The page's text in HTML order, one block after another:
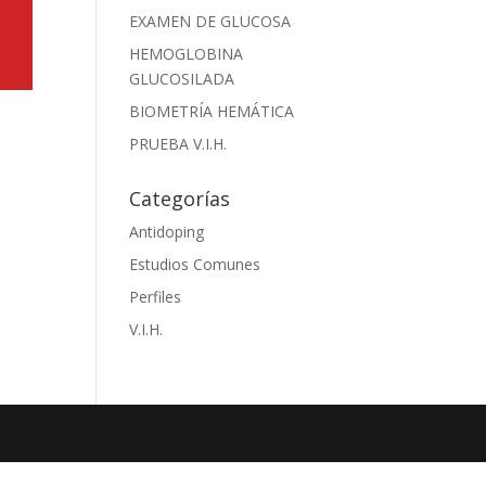
EXAMEN DE GLUCOSA
HEMOGLOBINA
GLUCOSILADA
BIOMETRÍA HEMÁTICA
PRUEBA V.I.H.
Categorías
Antidoping
Estudios Comunes
Perfiles
V.I.H.